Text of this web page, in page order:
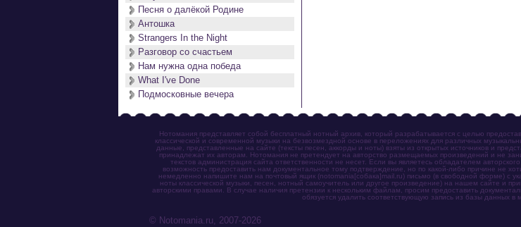
Песня о далёкой Родине
Антошка
Strangers In the Night
Разговор со счастьем
Нам нужна одна победа
What I've Done
Подмосковные вечера
Нотомания представляет собой бесплатный нотный архив, который разрабатывается с целью
классической и современной музыки на безвозмездной основе в переложениях для различных
данные, представленные на сайте (тексты песен, аккорды и ноты) взяты из открытых источников и
принадлежат их авторам. Нотомания не претендует на авторство размещаемых произведений и не
текстов администрация сайта ответственности не несет. Если вы являетесь обладателем
возможность предоставить нам документальное тому подтверждение, но по какой-либо причине не
немедленно напишите нам на почтовый ящик (notomania[собака]mail.ru) письмо (в свободной форме) с
ноты классической музыки, песен, нотный самоучитель или другое произведение) на нашем сайте и
авторскими правами. В случае наличия претензии к нескольким файлам, просим предоставить
обязуется удалить соответствующую запись из базы данных в
© Notomania.ru, 2007-2026